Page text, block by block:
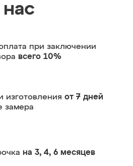
нас
при заключении
всего 10%
изготовления от 7 дней
замера
на 3, 4, 6 месяцев